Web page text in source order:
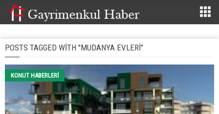
POSTS TAGGED WITH "MUDANYA EVLERI"
KONUT HABERLERI